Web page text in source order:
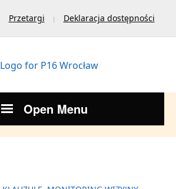
Przetargi Deklaracja dostępności
Open Menu